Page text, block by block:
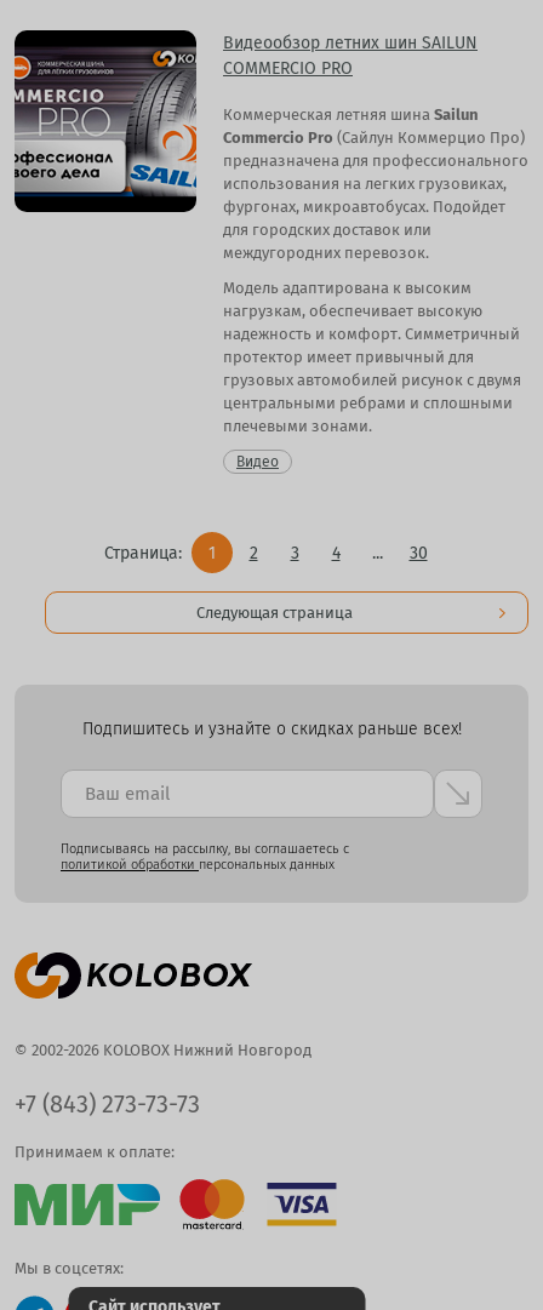
Видеообзор летних шин SAILUN
COMMERCIO PRO
Коммерческая летняя шина Sailun
Commercio Pro (Сайлун Коммерцио Про)
предназначена для профессионального
использования на легких грузовиках,
фургонах, микроавтобусах. Подойдет
для городских доставок или
междугородних перевозок.
Модель адаптирована к высоким
нагрузкам, обеспечивает высокую
надежность и комфорт. Симметричный
протектор имеет привычный для
грузовых автомобилей рисунок с двумя
центральными ребрами и сплошными
плечевыми зонами.
Видео
Страница: 1 2 3 4 ... 30
Следующая страница
Подпишитесь и узнайте о скидках раньше всех!
Подписываясь на рассылку, вы соглашаетесь с
политикой обработки персональных данных
© 2002-2026 KOLOBOX Нижний Новгород
+7 (843) 273-73-73
Принимаем к оплате:
Мы в соцсетях: